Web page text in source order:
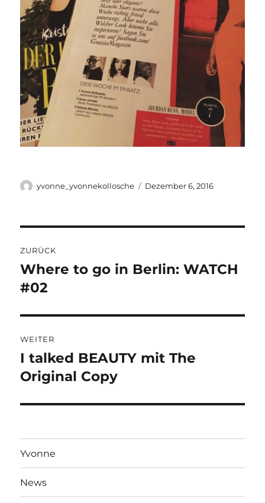
Autor
yvonne_yvonnekollosche
Veröffentlicht
Dezember 6, 2016
ZURÜCK
Vorheriger
Beitrag:
Where to go in Berlin: WATCH
#02
WEITER
Nächster
Beitrag:
I talked BEAUTY mit The
Original Copy
Yvonne
News